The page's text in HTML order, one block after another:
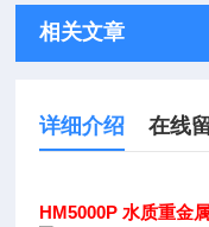
相关文章
详细介绍 在线
HM5000P 水质重金